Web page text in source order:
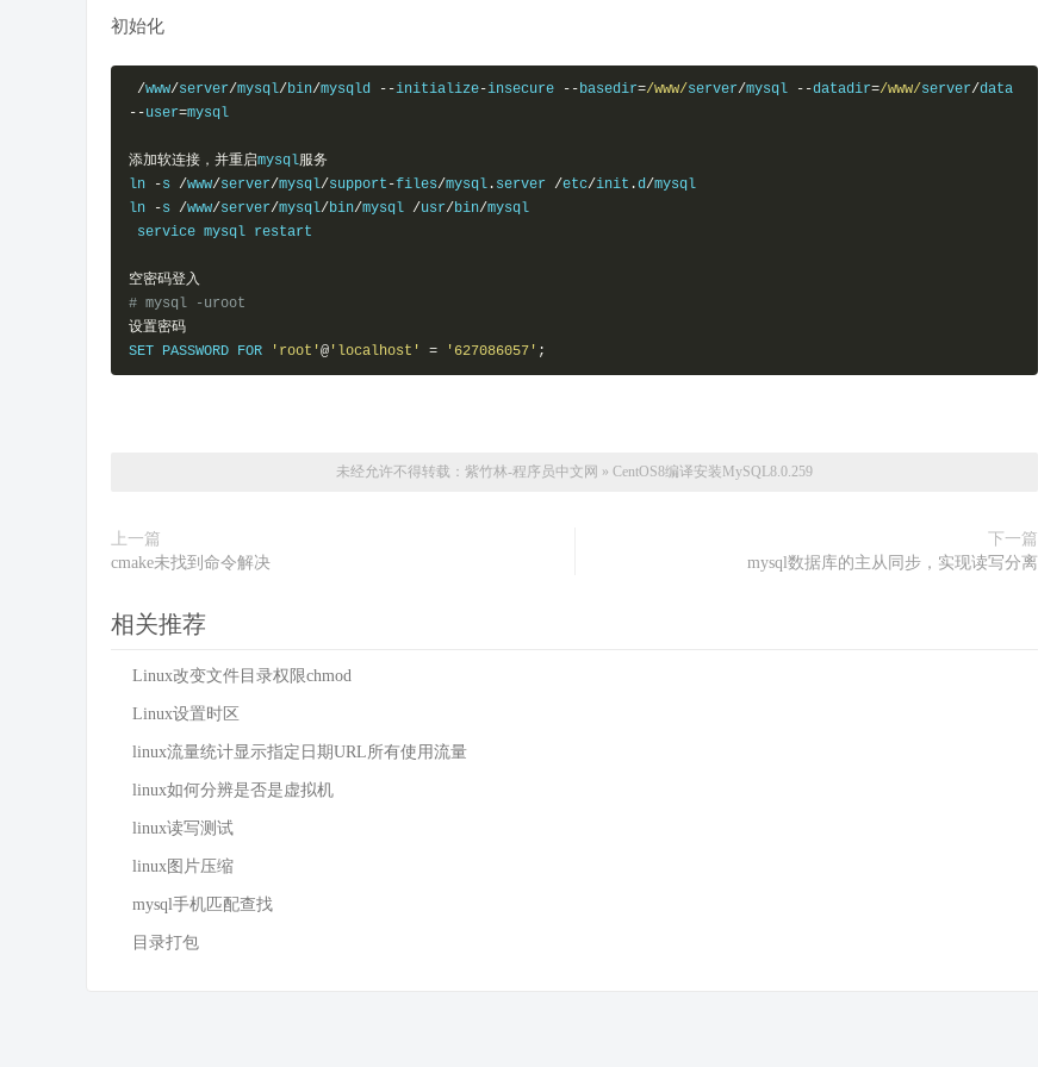
default_authentication_plugin
log-bin=mysql-bin
binlog_format=mixed
server-id
early-plugin-load = ""
default_storage_engine = InnoDB
innodb_file_per_table
innodb_data_file_path
innodb_log_group_home_dir
innodb_buffer_pool_size
innodb_log_file_size = 5M
innodb_log_buffer_size = 8M
[mysql]
[myisamchk
sort_buffer_size = 20M
read_buffer_size
mysqlhotcopy
interactive- timeout
初始化
/www/server/mysql/bin/mysqld --initialize-insecure --basedir=/www/server/mysql --datadir=/www/server/
--user=mysql
添加软连接，并重启mysql服务
ln
-s /www/server/mysql/support -files/mysql . server /etc/init .d/mysql
ln
-s /www/server/mysql/bin/mysql /usr/bin/mysql
空密码登入
# mysql -uroot
设置密码
SET PASSWORD FOR
'root'@ 'localhost' = '627086057' ;
未经允许不得转载： 紫竹林-程序员中文网 » CentOS8编译安装MySQL8.0.259
上一篇
cmake未找到命令解决
下一篇
mysql数据库的主从同步，实现读写分离
相关推荐
Linux改变文件目录权限chmod
Linux设置时区
linux流量统计显示指定日期URL所有使用流量
linux如何分辨是否是虚拟机
linux读写测试
linux图片压缩
mysql手机匹配查找
目录打包